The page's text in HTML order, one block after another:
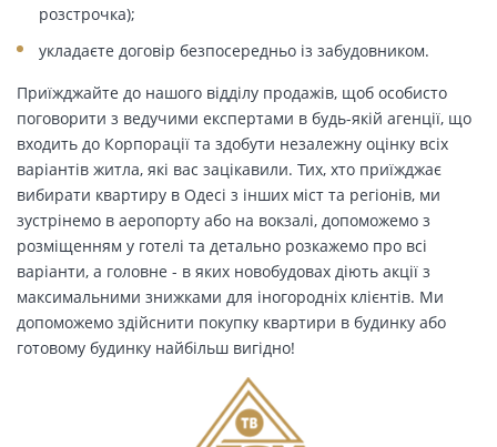
розстрочка);
укладаєте договір безпосередньо із забудовником.
Приїжджайте до нашого відділу продажів, щоб особисто
поговорити з ведучими експертами в будь-якій агенції, що
входить до Корпорації та здобути незалежну оцінку всіх
варіантів житла, які вас зацікавили. Тих, хто приїжджає
вибирати квартиру в Одесі з інших міст та регіонів, ми
зустрінемо в аеропорту або на вокзалі, допоможемо з
розміщенням у готелі та детально розкажемо про всі
варіанти, а головне - в яких новобудовах діють акції з
максимальними знижками для іногородніх клієнтів. Ми
допоможемо здійснити покупку квартири в будинку або
готовому будинку найбільш вигідно!